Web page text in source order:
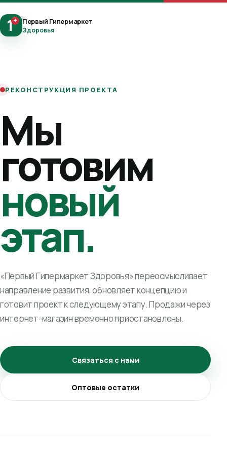
1+ Первый Гипермаркет
Здоровья
РЕКОНСТРУКЦИЯ ПРОЕКТА
Мы
готовим
новый
этап.
«Первый Гипермаркет Здоровья» переосмысливает
направление развития, обновляет концепцию и
готовит проект к следующему этапу. Продажи через
интернет-магазин временно приостановлены.
Связаться с нами
Оптовые остатки